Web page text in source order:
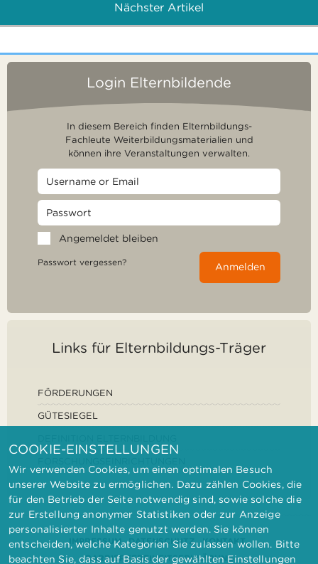
Nächster Artikel
Login Elternbildende
In diesem Bereich finden Elternbildungs-
Fachleute Weiterbildungsmaterialien und
können ihre Veranstaltungen verwalten.
Angemeldet bleiben
Passwort vergessen? Anmelden
Links für Elternbildungs-Träger
FÖRDERUNGEN
GÜTESIEGEL
IMPRESSUM DATENSCHUTZ
KONTAKT
BARRIEREFREIHEITSERKLÄRUNG
COOKIE-EINSTELLUNGEN
Wir verwenden Cookies, um einen optimalen Besuch
unserer Website zu ermöglichen. Dazu zählen Cookies, die
für den Betrieb der Seite notwendig sind, sowie solche die
zur Erstellung anonymer Statistiken oder zur Anzeige
personalisierter Inhalte genutzt werden. Sie können
entscheiden, welche Kategorien Sie zulassen wollen. Bitte
beachten Sie, dass auf Basis der gewählten Einstellungen